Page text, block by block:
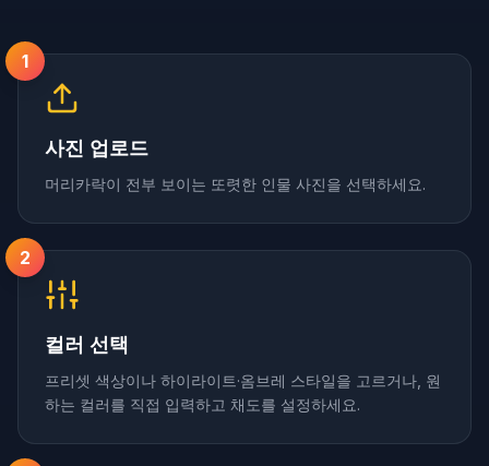
1
사진 업로드
머리카락이 전부 보이는 또렷한 인물 사진을 선택하세요.
2
컬러 선택
프리셋 색상이나 하이라이트·옴브레 스타일을 고르거나, 원
하는 컬러를 직접 입력하고 채도를 설정하세요.